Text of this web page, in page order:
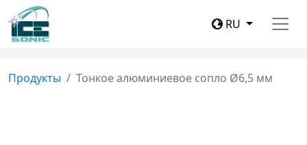
RU
Продукты Тонкое алюминиевое сопло Ø6,5 мм